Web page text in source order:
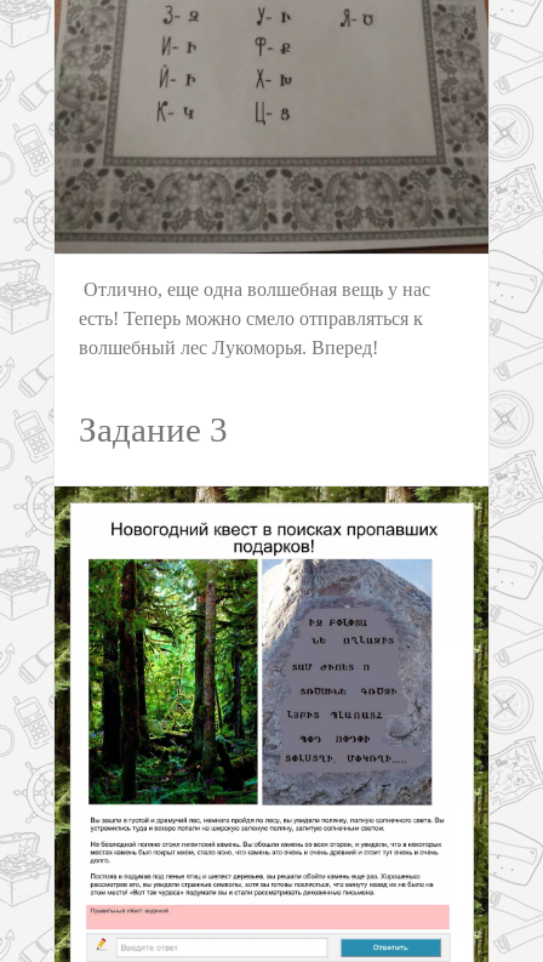
Отлично, еще одна волшебная вещь у нас
есть! Теперь можно смело отправляться к
волшебный лес Лукоморья. Вперед!
Задание 3